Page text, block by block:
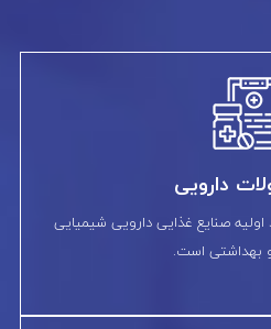
دارویی
اولیه صنایع غذایی دارویی شیمیایی
بهداشتی است.